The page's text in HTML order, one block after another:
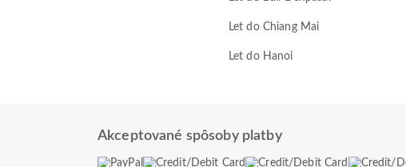
Let do Chiang Mai
Let do Hanoi
Akceptované spôsoby platby